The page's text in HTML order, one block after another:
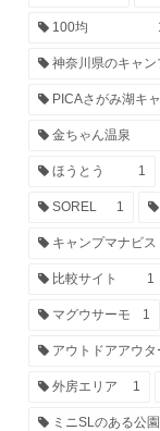
100均
神奈川県のキャン
PICAさがみ湖キ
金ちゃん温泉
ほうとう 1
SOREL 1
キャンプマナビス
比較サイト 1
マグウサーモ 1
アウトドアアウタ
外房エリア 1
ミニSLのある公園